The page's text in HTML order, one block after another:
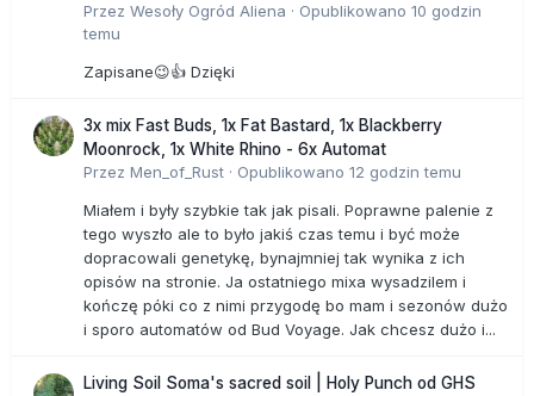
Przez Wesoły Ogród Aliena · Opublikowano 10 godzin
temu
Zapisane😉👍 Dzięki
3x mix Fast Buds, 1x Fat Bastard, 1x Blackberry
Moonrock, 1x White Rhino - 6x Automat
Przez Men_of_Rust · Opublikowano 12 godzin temu
Miałem i były szybkie tak jak pisali. Poprawne palenie z
tego wyszło ale to było jakiś czas temu i być może
dopracowali genetykę, bynajmniej tak wynika z ich
opisów na stronie. Ja ostatniego mixa wysadzilem i
kończę póki co z nimi przygodę bo mam i sezonów dużo
i sporo automatów od Bud Voyage. Jak chcesz dużo i...
Living Soil Soma's sacred soil | Holy Punch od GHS